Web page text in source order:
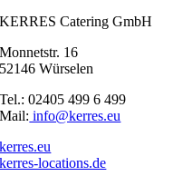
KERRES Catering GmbH
Monnetstr. 16
52146 Würselen
Tel.: 02405 499 6 499
Mail: info@kerres.eu
kerres.eu
kerres-locations.de